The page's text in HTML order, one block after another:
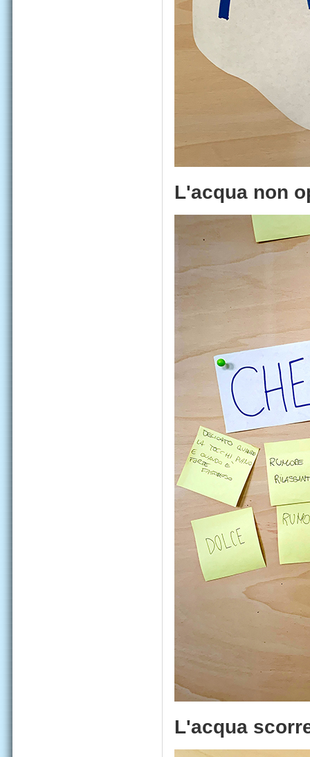
L'acqua non
L'acqua